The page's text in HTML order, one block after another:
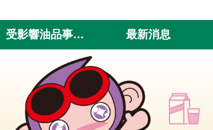
受影響油品事件專區 最新消息